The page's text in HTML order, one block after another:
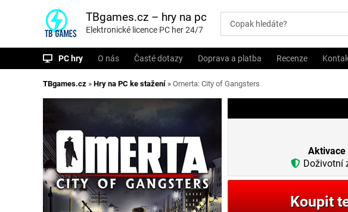
i
TBgames.cz – hry na pc
Elektronické licence PC her 24/7
PC hry O nás Časté dotazy Doprava a platba Recenze
TBgames.cz » Hry na PC ke stažení » Omerta: City of Gangsters
Aktivace
Doživotní
Koupit